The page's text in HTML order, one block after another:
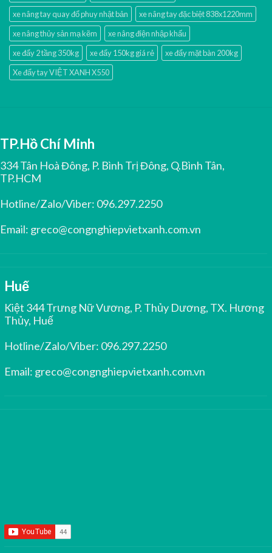
xe nâng tay quay đổ phuy nhật bản
xe nâng tay đặc biệt 838x1220mm
xe nâng thủy sản mạ kẽm
xe nâng điện nhập khấu
xe đẩy 2 tầng 350kg
xe đẩy 150kg giá rẻ
xe đẩy mặt bàn 200kg
Xe đẩy tay VIỆT XANH X550
TP.Hồ Chí Minh
334 Tân Hoà Đông, P. Bình Trị Đông, Q.Bình Tân,
TP.HCM
Hotline/Zalo/Viber: 096.297.2250
Email: greco@congnghiepvietxanh.com.vn
Huế
Kiệt 344 Trưng Nữ Vương, P. Thủy Dương, TX. Hương
Thủy, Huế
Hotline/Zalo/Viber: 096.297.2250
Email: greco@congnghiepvietxanh.com.vn